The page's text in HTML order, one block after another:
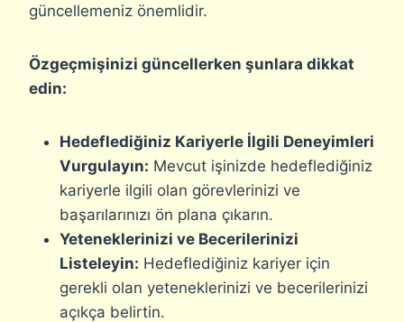
güncellemeniz önemlidir.
Özgeçmişinizi güncellerken şunlara dikkat
edin:
Hedeflediğiniz Kariyerle İlgili Deneyimleri
Vurgulayın: Mevcut işinizde hedeflediğiniz
kariyerle ilgili olan görevlerinizi ve
başarılarınızı ön plana çıkarın.
Yeteneklerinizi ve Becerilerinizi
Listeleyin: Hedeflediğiniz kariyer için
gerekli olan yeteneklerinizi ve becerilerinizi
açıkça belirtin.